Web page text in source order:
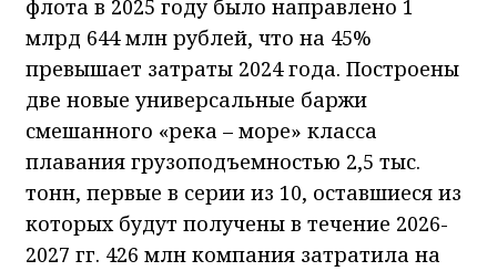
флота в 2025 году было направлено 1
млрд 644 млн рублей, что на 45%
превышает затраты 2024 года. Построены
две новые универсальные баржи
смешанного «река – море» класса
плавания грузоподъемностью 2,5 тыс.
тонн, первые в серии из 10, оставшиеся из
которых будут получены в течение 2026-
2027 гг. 426 млн компания затратила на